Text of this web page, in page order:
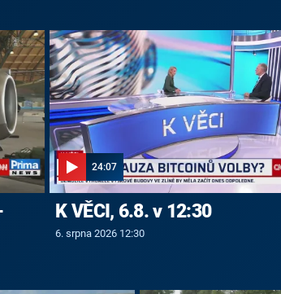
24:07
K VĚCI, 6.8. v 12:30
6. srpna 2026 12:30